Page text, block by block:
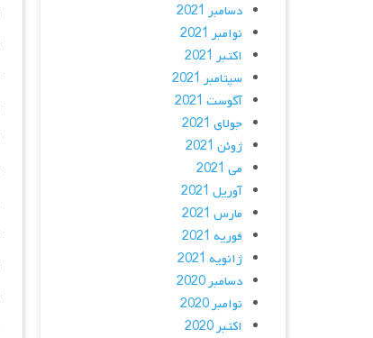
دسامبر 2021
نوامبر 2021
اکتبر 2021
سپتامبر 2021
آگوست 2021
جولای 2021
ژوئن 2021
می 2021
آوریل 2021
مارس 2021
فوریه 2021
ژانویه 2021
دسامبر 2020
نوامبر 2020
اکتبر 2020